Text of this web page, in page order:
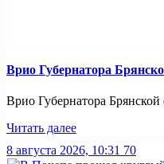
Врио Губернатора
Врио Губернатора
Читать далее
8 августа 2026, 10:31 70